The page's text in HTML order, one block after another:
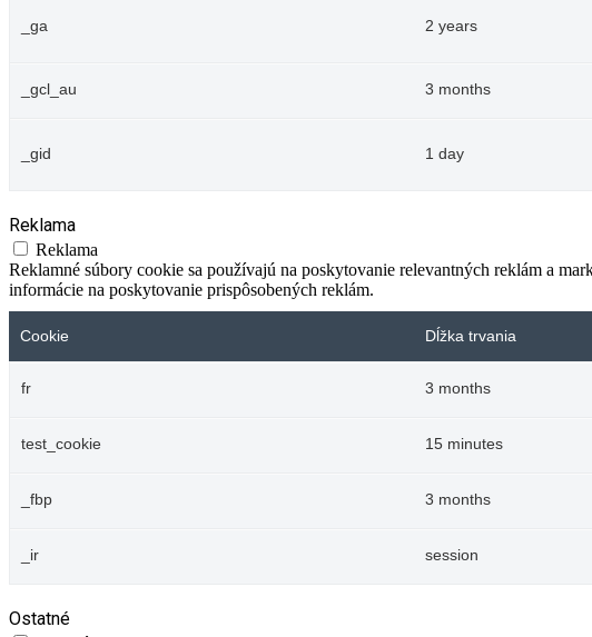
_ga 2 years
_gcl_au 3 months
_gid 1 day
Reklama
Reklama
Reklamné súbory cookie sa používajú na poskytovanie relevantných reklám a
informácie na poskytovanie prispôsobených reklám.
Cookie Dĺžka trvania
fr 3 months
test_cookie 15 minutes
_fbp 3 months
_ir session
Ostatné